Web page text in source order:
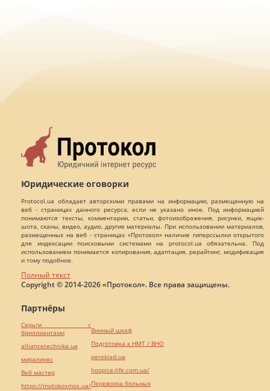
Юридические оговорки
Protocol.ua обладает авторскими правами на информацию, размещенную на
веб - страницах данного ресурса, если не указано иное. Под информацией
понимаются тексты, комментарии, статьи, фотоизображения, рисунки, ящик-
шота, сканы, видео, аудио, другие материалы. При использовании материалов,
размещенных на веб - страницах «Протокол» наличие гиперссылки открытого
для индексации поисковыми системами на protocol.ua обязательна. Под
использованием понимается копирования, адаптация, рерайтинг, модификация
и тому подобное.
Полный текст
Copyright © 2014-2026 «Протокол». Все права защищены.
Партнёры
Серьги с
бриллиантами
alliancetechnika.ua
миралинкс
Веб мастер
https://motokosmos.ua/
Винный шкаф
Подготовка к НМТ / ВНО
pereklad.ua
hospice-life.com.ua/
Перевозка больных